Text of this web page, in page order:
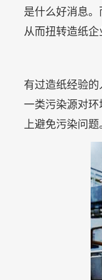
是什么好消息
从而扭转造纸企
有过造纸经验
一类污染源对
上避免污染问题